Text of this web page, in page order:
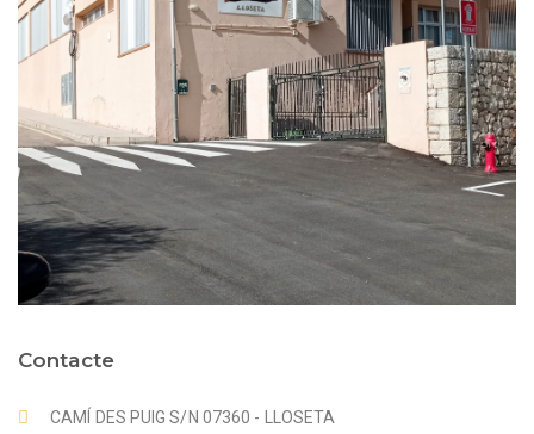
Contacte
CAMÍ DES PUIG S/N 07360 - LLOSETA